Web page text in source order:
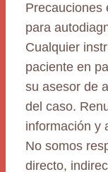
Precauciones
para
Cualquier
paciente en
su asesor de
del caso.
información y
No somos
directo,